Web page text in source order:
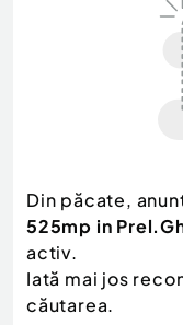
Auto, moto si
Electronice si
Mama si copilul
Moda si
Sport, timp liber,
Agro si Industrie
Auto,
Scutere - ATV -
Autoutilitare
Ambarcatiuni
Camioane -
Motociclete
Din păcate,
525mp in
activ.
Iată mai jos
căutarea.